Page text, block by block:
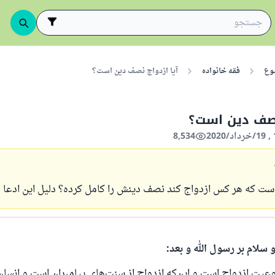
فقه خانواده آیا ازدواج نصف دین است؟
دین است؟
8,534
که هر کس ازدواج کند نصف دینش را کامل کرده؟ دلیل این
سلام بر رسول الله و بعد: